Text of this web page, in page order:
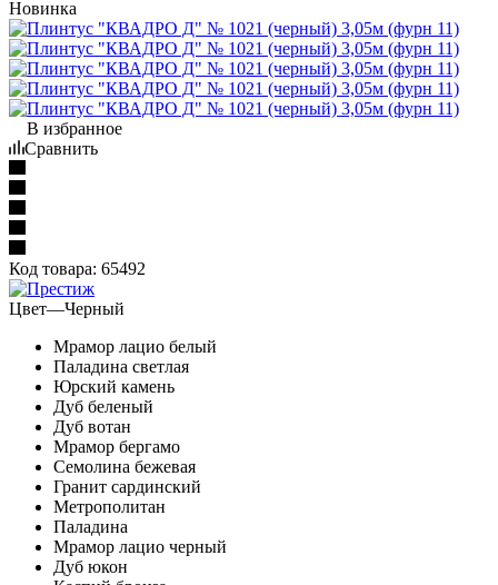
Новинка
В избранное
Сравнить
Код товара: 65492
Цвет—Черный
Мрамор лацио белый
Паладина светлая
Юрский камень
Дуб беленый
Дуб вотан
Мрамор бергамо
Семолина бежевая
Гранит сардинский
Метрополитан
Паладина
Мрамор лацио черный
Дуб юкон